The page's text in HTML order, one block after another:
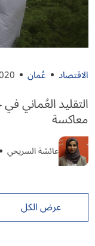
الاقتصاد عُمان
التقليد العُماني
معاكسة
عائشة السريحي
عرض الكل